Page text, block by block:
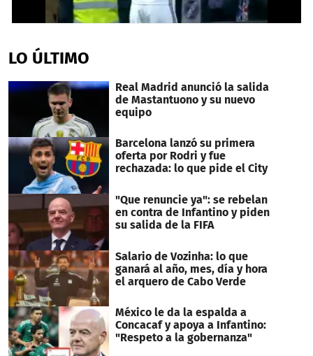
of
38
LO ÚLTIMO
Real Madrid anunció la salida
de Mastantuono y su nuevo
equipo
Barcelona lanzó su primera
oferta por Rodri y fue
rechazada: lo que pide el City
"Que renuncie ya": se rebelan
en contra de Infantino y piden
su salida de la FIFA
Salario de Vozinha: lo que
ganará al año, mes, día y hora
el arquero de Cabo Verde
México le da la espalda a
Concacaf y apoya a Infantino:
"Respeto a la gobernanza"